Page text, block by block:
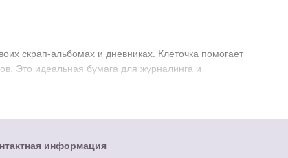
скрап-альбомах и дневниках. Клеточка помогает
Это идеальная бумага для журналинга и
информация